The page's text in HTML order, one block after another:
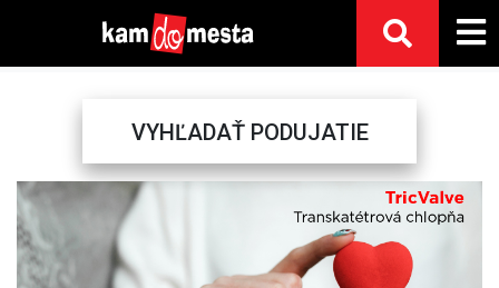
VYHĽADAŤ PODUJATIE